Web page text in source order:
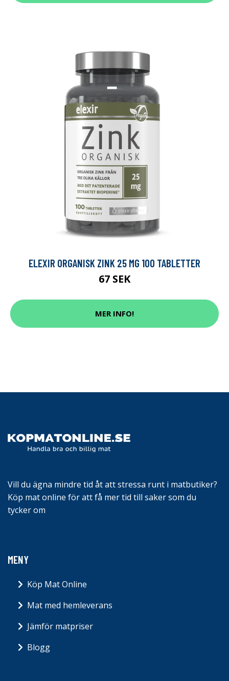
ELEXIR ORGANISK ZINK 25 MG 100 TABLETTER
67 SEK
MER INFO!
Vill du ägna mindre tid åt att stressa runt i matbutiker?
Köp mat online för att få mer tid till saker som du
tycker om
MENY
Köp Mat Online
Mat med hemleverans
Jämför matpriser
Blogg